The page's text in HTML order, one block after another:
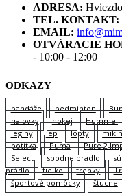
ADRESA:
TEL. KONTAKT:
EMAIL:
OTVÁRACIE
- 10:00 - 12:00
ODKAZY
bandáže bedminton
halovky
hokej Hummel
legíny
lep lopty
potítka
Puma Pure 2
Select
spodne pradlo
prádlo
tielko trenky
športové pomôcky
štucne